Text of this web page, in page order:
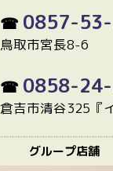
☎ 0857-
鳥取市宮長8-6
☎ 0858-
倉吉市清谷325『
グループ店舗